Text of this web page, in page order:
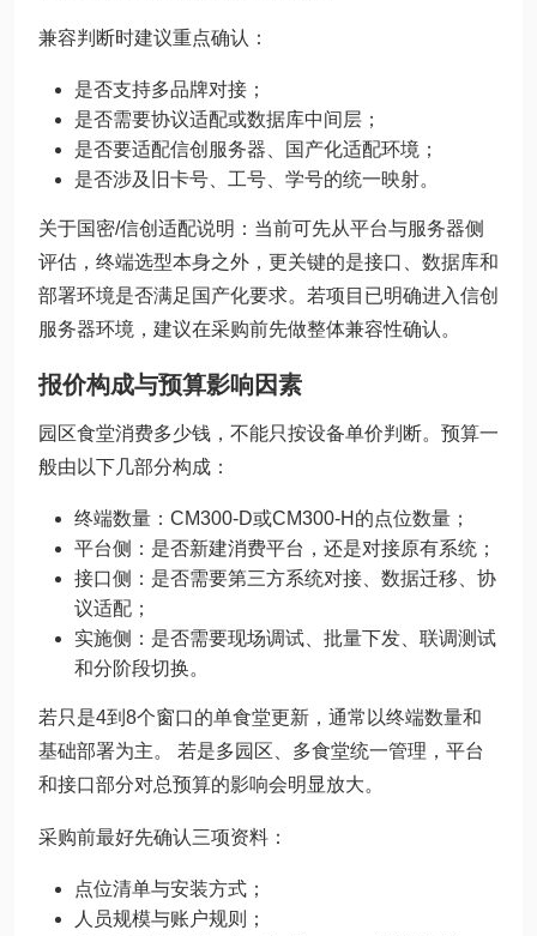
兼容判断时建议重点确认：
是否支持多品牌对接；
是否需要协议适配或数据库中间层；
是否要适配信创服务器、国产化适配环境；
是否涉及旧卡号、工号、学号的统一映射。
关于国密/信创适配说明：当前可先从平台与服务器侧
评估，终端选型本身之外，更关键的是接口、数据库和
部署环境是否满足国产化要求。若项目已明确进入信创
服务器环境，建议在采购前先做整体兼容性确认。
报价构成与预算影响因素
园区食堂消费多少钱，不能只按设备单价判断。预算一
般由以下几部分构成：
终端数量：CM300-D或CM300-H的点位数量；
平台侧：是否新建消费平台，还是对接原有系统；
接口侧：是否需要第三方系统对接、数据迁移、协
议适配；
实施侧：是否需要现场调试、批量下发、联调测试
和分阶段切换。
若只是4到8个窗口的单食堂更新，通常以终端数量和
基础部署为主。 若是多园区、多食堂统一管理，平台
和接口部分对总预算的影响会明显放大。
采购前最好先确认三项资料：
点位清单与安装方式；
人员规模与账户规则；